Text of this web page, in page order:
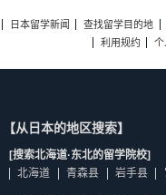
日本留学新闻 查找留学目的地
利用规约
个
【从日本的地区搜索】
[搜索北海道·东北的留学院校]
北海道
青森县 岩手县